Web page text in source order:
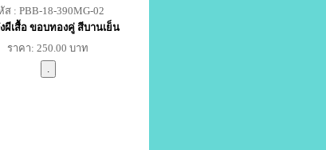
ส : PBB-18-390MG-02
ผีเสื้อ ขอบทองคู่ สีบานเย็น
ราคา: 250.00 บาท